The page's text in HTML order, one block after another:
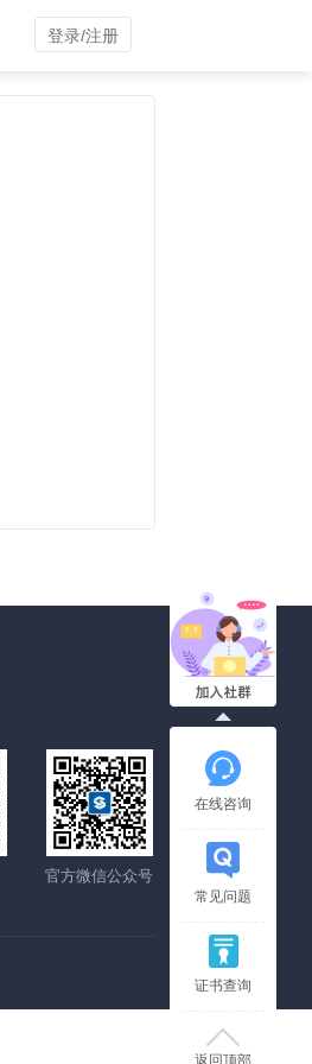
登录/注册
官方微信公众号
在线咨询
常见问题
证书查询
返回顶部